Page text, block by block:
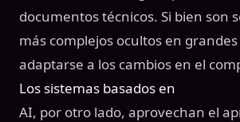
documentos técnicos. Si bien son
más complejos ocultos en
adaptarse a los cambios en el
Los sistemas basados en
AI, por otro lado, aprovechan el